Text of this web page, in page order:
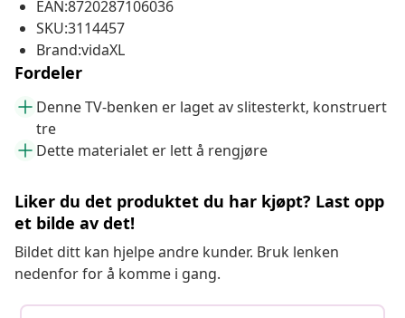
EAN:8720287106036
SKU:3114457
Brand:vidaXL
Fordeler
Denne TV-benken er laget av slitesterkt, konstruert
tre
Dette materialet er lett å rengjøre
Liker du det produktet du har kjøpt? Last opp
et bilde av det!
Bildet ditt kan hjelpe andre kunder. Bruk lenken
nedenfor for å komme i gang.